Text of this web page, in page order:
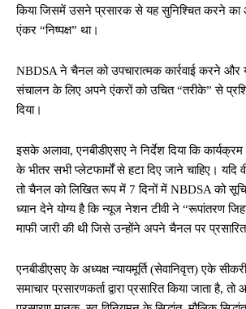
किया जिसमें उसने प्रसारक से यह सुनिश्चित करने का
एंकर “निष्पक्ष” था।
NBDSA ने चैनल को उपचारात्मक कार्रवाई करने और
संचालन के लिए अपने एंकरों को उचित “तरीके” से
दिया।
इसके अलावा, एनबीडीएसए ने निर्देश दिया कि कार्यक्रम
के भीतर सभी प्लेटफार्मों से हटा दिए जाने चाहिए। यदि
तो चैनल को लिखित रूप में 7 दिनों में NBDSA को
ध्यान देने योग्य है कि न्यूज नेशन टीवी ने “रूपांतरण
माफी जारी की थी जिसे उन्होंने अपने चैनल पर
एनबीडीएसए के अध्यक्ष न्यायमूर्ति (सेवानिवृत्त) एके
समाचार प्रसारणकर्ता द्वारा प्रसारित किया जाता है,